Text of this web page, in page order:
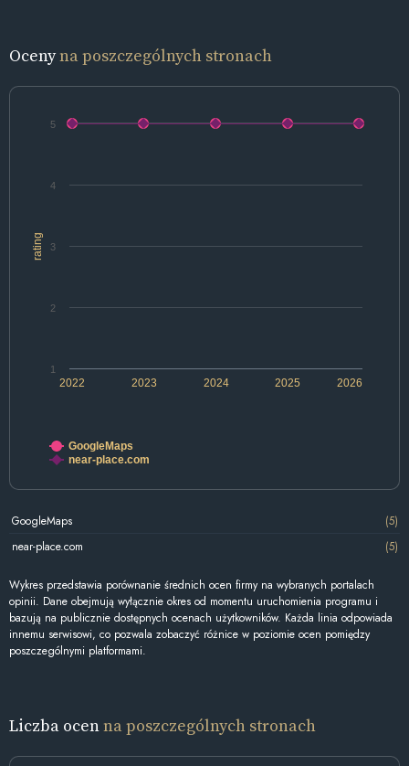
Ocenyna poszczególnych stronach
rating
2022 2024 2026
2023 2025
1
2
3
4
5
GoogleMaps
near-place.com
GoogleMaps
(5)
near-place.com
(5)
Wykres przedstawia porównanie średnich ocen firmy na wybranych portalach
opinii. Dane obejmują wyłącznie okres od momentu uruchomienia programu i
bazują na publicznie dostępnych ocenach użytkowników. Każda linia odpowiada
innemu serwisowi, co pozwala zobaczyć różnice w poziomie ocen pomiędzy
poszczególnymi platformami.
Liczba ocenna poszczególnych stronach